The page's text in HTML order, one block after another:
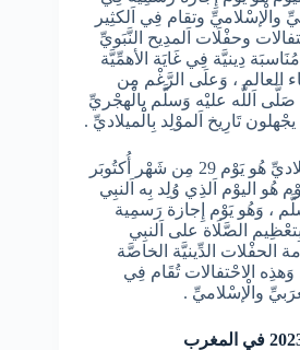
والْإسْلاميِّ وتقام فِي اَلكثِير
وحفْلَات اَلمدِيح النَّبَويِّ
دِينيَّة فِي غَايَة الأهمِّيَّة
، وَعلَى الرَّغْم مِن
صَلَّى اَللَّه عليْه وَسلَّم بِالْهجْريِّ
تَارِيخ اَلموْلِد بِالْميلاديِّ .
تَارِيخ اَلموْلِد النَّبَويِّ بِالْميلاديِّ هُو يَوْم 29 مِن شَهْر أُكتُوبَر
، فَهذَا اليوْم هُو اليوْم اَلذِي وُلِد بِه اَلنبِي
، وَهُو يَوْم إِجازة رَسمِية
الصَّلَاة على اَلنبِي
الحفْلات الدِّينيَّة الخاصَّة
وَهذِه الاحْتفالات تُقَام فِي
والْإسْلاميِّ .